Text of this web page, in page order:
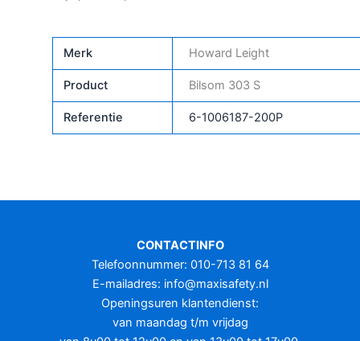
Merk Howard Leight
Product Bilsom 303 S
Referentie 6-1006187-200P
CONTACTINFO
Telefoonnummer: 010-713 81 64
E-mailadres: info@maxisafety.nl
Openingsuren klantendienst:
van maandag t/m vrijdag